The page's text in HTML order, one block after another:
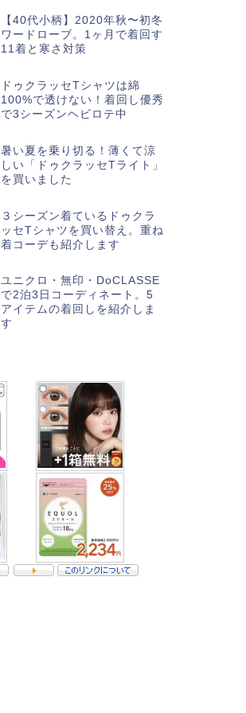
【40代小柄】2020年秋〜初冬
ワードローブ。1ヶ月で着回す
11着と寒さ対策
ドゥクラッセTシャツは綿
100%で透けない！着回し優秀
で3シーズンヘビロテ中
暑い夏を乗り切る！薄くて涼
しい「ドゥクラッセTライト」
を買いました
３シーズン着ているドゥクラ
ッセTシャツを買い替え。重ね
着コーデも紹介します
ユニクロ・無印・DoCLASSE
で2泊3日コーディネート。5
アイテムの着回しを紹介しま
す